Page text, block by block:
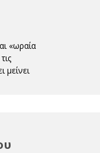
«ωραία
μείνει